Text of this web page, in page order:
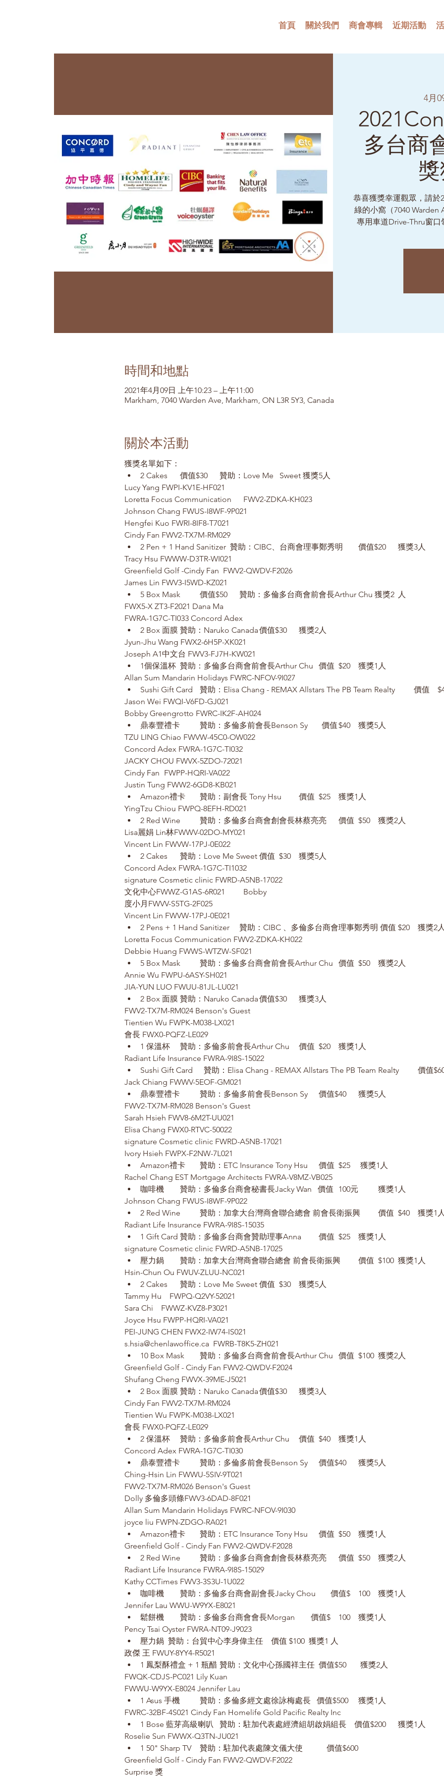
首頁 關於我們 商會專輯 近期活動
4月
多台商
恭喜獲獎幸運觀眾，請於
綠的小窩（7040 Warden
專用車道Drive-Thru窗口
時間和地點
2021年4月09日 上午10:23 – 上午11:00
Markham, 7040 Warden Ave, Markham, ON L3R 5Y3, Canada
關於本活動
獲獎名單如下：
2 Cakes	價值$30	贊助：Love Me   Sweet 獲獎5人
Lucy Yang FWPI-KV1E-HF021
Loretta Focus Communication	FWV2-ZDKA-KH023
Johnson Chang FWUS-I8WF-9P021
Hengfei Kuo FWRI-8IF8-T7021
Cindy Fan FWV2-TX7M-RM029
2 Pen + 1 Hand Sanitizer  贊助：CIBC、台商會理事鄭秀明	價值$20	獲獎3人
Tracy Hsu FWWW-D3TR-WI021
Greenfield Golf -Cindy Fan  FWV2-QWDV-F2026
James Lin FWV3-I5WD-KZ021
5 Box Mask	價值$50	贊助：多倫多台商會前會長Arthur Chu 獲獎2	人
FWX5-X ZT3-F2021 Dana Ma
FWRA-1G7C-TI033 Concord Adex
2 Box 面膜	贊助：Naruko Canada	價值$30	獲獎2人
Jyun-Jhu Wang FWX2-6H5P-XK021
Joseph A1中文台 FWV3-FJ7H-KW021
1個保溫杯	贊助：多倫多台商會前會長Arthur Chu	價值	$20	獲獎1人
Allan Sum Mandarin Holidays FWRC-NFOV-9I027
Jason Wei FWQI-V6FD-GJ021
Bobby Greengrotto FWRC-IK2F-AH024
鼎泰豐禮卡	贊助：多倫多前會長Benson Sy       價值	$40	獲獎5人
TZU LING Chiao FWVW-45C0-OW022
Concord Adex FWRA-1G7C-TI032
JACKY CHOU FWVX-5ZDO-72021
Cindy Fan	FWPP-HQRI-VA022
Justin Tung FWW2-6GD8-KB021
Amazon禮卡	贊助：副會長 Tony Hsu	價值	$25	獲獎1人
YingTzu Chiou FWPQ-8EFH-RD021
2 Red Wine	贊助：多倫多台商會創會長林蔡亮亮	價值	$50	獲獎2人
Lisa麗娟 Lin林FWWV-02DO-MY021
Vincent Lin FWVW-17PJ-0E022
2 Cakes	贊助：Love Me Sweet	價值	$30	獲獎5人
Concord Adex FWRA-1G7C-TI1032
signature Cosmetic clinic FWRD-A5NB-17022
文化中心FWWZ-G1AS-6R021	Bobby
度小月FWVV-S5TG-2F025
Vincent Lin FWVW-17PJ-0E021
2 Pens + 1 Hand Sanitizer	贊助：CIBC 、多倫多台商會理事鄭秀明 價值	$20	獲獎2人
Loretta Focus Communication FWV2-ZDKA-KH022
Debbie Huang FWWS-WTZW-SF021
5 Box Mask 	贊助：多倫多台商會前會長Arthur Chu	價值	$50	獲獎2人
Annie Wu FWPU-6ASY-SH021
JIA-YUN LUO FWUU-81JL-LU021
2 Box 面膜	贊助：Naruko Canada	價值$30	獲獎3人
FWV2-TX7M-RM024 Benson's Guest
Tientien Wu FWPK-M038-LX021
會長 FWX0-PQFZ-LE029
1 保溫杯	贊助：多倫多前會長Arthur Chu	價值	$20	獲獎1人
Radiant Life Insurance FWRA-9I8S-15022
Jack Chiang FWWV-5EOF-GM021
鼎泰豐禮卡	贊助：多倫多前會長Benson Sy	價值$40	獲獎5人
FWV2-TX7M-RM028 Benson's Guest
Sarah Hsieh FWV8-6M2T-UU021
Elisa Chang FWX0-RTVC-50022
signature Cosmetic clinic FWRD-A5NB-17021
Ivory Hsieh FWPX-F2NW-7L021
Amazon禮卡	贊助：ETC Insurance Tony Hsu	價值	$25	 獲獎1人
Rachel Chang EST Mortgage Architects FWRA-V8MZ-VB025
咖啡機	贊助：多倫多台商會秘書長Jacky Wan   價值	100元	獲獎1人
Johnson Chang FWUS-I8WF-9P022
2 Red Wine	贊助：加拿大台灣商會聯合總會 前會長衛振興	價值	$40	獲獎1人
Radiant Life Insurance FWRA-9I8S-15035
1 Gift Card	贊助：多倫多台商會贊助理事Anna 	價值	$25	獲獎1人
signature Cosmetic clinic FWRD-A5NB-17025
壓力鍋	贊助：加拿大台灣商會聯合總會 前會長衛振興	價值	$100	獲獎1人
Hsin-Chun Ou FWUV-ZLUU-NC021
2 Cakes	贊助：Love Me Sweet	價值	$30	獲獎5人
Tammy Hu    FWPQ-Q2VY-52021
Sara Chi    FWWZ-KVZ8-P3021
Joyce Hsu FWPP-HQRI-VA021
PEI-JUNG CHEN FWX2-IW74-IS021
s.hsia@chenlawoffice.ca  FWRB-T8K5-ZH021
10 Box Mask 	贊助：多倫多台商會前會長Arthur Chu	價值	$100	獲獎2人
Greenfield Golf - Cindy Fan FWV2-QWDV-F2024
Shufang Cheng FWVX-39ME-J5021
2 Box 面膜	贊助：Naruko Canada	價值$30	獲獎3人
Cindy Fan FWV2-TX7M-RM024
Tientien Wu FWPK-M038-LX021
會長 FWX0-PQFZ-LE029
2 保溫杯	贊助：多倫多前會長Arthur Chu	價值	$40	獲獎1人
Concord Adex FWRA-1G7C-TI030
鼎泰豐禮卡	贊助：多倫多前會長Benson Sy	價值$40	獲獎5人
Ching-Hsin Lin FWWU-5SIV-9T021
FWV2-TX7M-RM026 Benson's Guest
Dolly 多倫多頭條FWV3-6DAD-8F021
Allan Sum Mandarin Holidays FWRC-NFOV-9I030
joyce liu FWPN-ZDGO-RA021
Amazon禮卡	贊助：ETC Insurance Tony Hsu	價值	$50	獲獎1人
Greenfield Golf - Cindy Fan FWV2-QWDV-F2028
2 Red Wine	贊助：多倫多台商會創會長林蔡亮亮	價值	$50	獲獎2人
Radiant Life Insurance FWRA-9I8S-15029
Kathy CCTimes FWV3-3S3U-1U022
咖啡機	贊助：多倫多台商會副會長Jacky Chou	      價值$	100	獲獎1人
Jennifer Lau WWU-W9YX-E8021
鬆餅機	贊助：多倫多台商會會長Morgan 	      價值$	100	獲獎1人
Pency Tsai Oyster FWRA-NT09-J9023
壓力鍋  贊助：台貿中心李身偉主任    價值 $100  獲獎1 人
政傑 王 FWUY-8YY4-R5021
1 鳳梨酥禮盒 + 1 瓶醋	贊助：文化中心孫國祥主任	價值$50	 獲獎2人
FWQK-CDJS-PC021 Lily Kuan
FWWU-W9YX-E8024 Jennifer Lau
1 Asus 手機	贊助：多倫多經文處徐詠梅處長   價值$500	獲獎1人
FWRC-32BF-4S021 Cindy Fan Homelife Gold Pacific Realty Inc
1 Bose 藍芽高級喇叭	贊助：駐加代表處經濟組胡啟娟組長    價值$200	獲獎1人
Roselie Sun FWWX-Q3TN-JU021
1 50" Sharp TV	贊助：駐加代表處陳文儀大使	    價值$600
Greenfield Golf - Cindy Fan FWV2-QWDV-F2022
Surprise 獎